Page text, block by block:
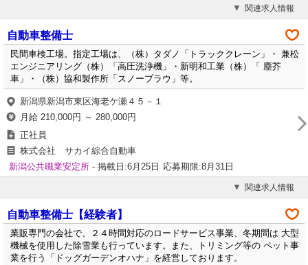
関連求人情報
自動車整備士
民間車検工場。指定工場は、（株）タダノ「トラッククレーン」・ 兼松
エンジニアリング（株）「高圧洗浄機」・新明和工業（株）「 塵芥
車」・（株）協和製作所「スノープラウ」等。
新潟県新潟市東区海老ケ瀬４５－１
月給 210,000円 ～ 280,000円
正社員
株式会社 サカイ綜合自動車
新潟公共職業安定所 - 掲載日:6月25日 応募期限:8月31日
関連求人情報
自動車整備士【経験者】
業販専門の会社で、２４時間対応のロードサービス事業、冬期間は 大型
機械を使用した除雪業も行っています。また、トリミング等の ペット事
業を行う「ドッグガーデンオハナ」を経営しております。